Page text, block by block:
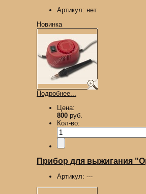
Артикул: нет
Новинка
Подробнее...
Цена:
800 руб.
Кол-во:
Прибор для выжигания
Артикул: ---